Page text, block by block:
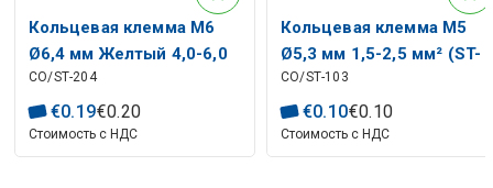
Кольцевая клемма M6
Ø6,4 мм Желтый 4,0-6,0
мм² (ST-204) RoHS
CO/ST-204
€0.19€0.20
Стоимость с НДС
Кольцевая клемма M5
Ø5,3 мм 1,5-2,5 мм² (ST-
103) RoHS
CO/ST-103
€0.10€0.10
Стоимость с НДС